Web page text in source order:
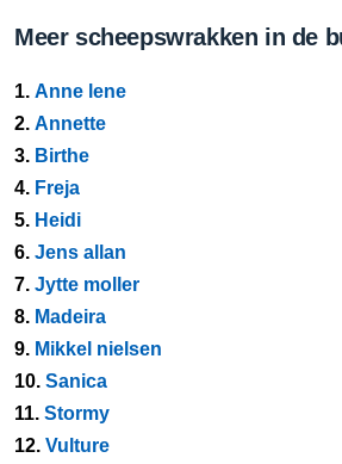
Meer scheepswrakken in de
1. Anne lene
2. Annette
3. Birthe
4. Freja
5. Heidi
6. Jens allan
7. Jytte moller
8. Madeira
9. Mikkel nielsen
10. Sanica
11. Stormy
12. Vulture